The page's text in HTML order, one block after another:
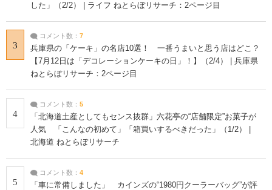
した」（2/2） | ライフ ねとらぼリサーチ：2ページ目
3
コメント数： 7
兵庫県の「ケーキ」の名店10選！ 一番うまいと思う店はどこ？
【7月12日は「デコレーションケーキの日」！】（2/4） | 兵庫県
ねとらぼリサーチ：2ページ目
4
コメント数： 5
「北海道土産としてもセンス抜群」六花亭の“店舗限定”お菓子が
人気 「こんなの初めて」「箱買いするべきだった」（1/2） |
北海道 ねとらぼリサーチ
5
コメント数： 4
「車に常備しました」 カインズの“1980円クーラーバッグ”が評